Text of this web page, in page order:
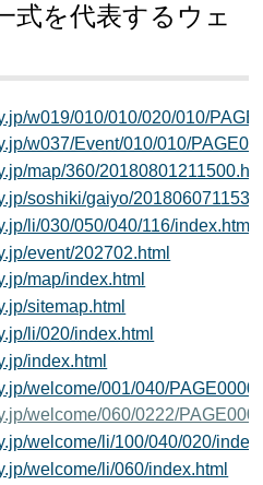
式を代表するウェ
w019/010/010/020/010/
w037/Event/010/010/
map/360/
soshiki/gaiyo/
li/030/050/040/116/index.html
event/202702.html
map/index.html
sitemap.html
li/020/index.html
index.html
welcome/001/040/
welcome/060/0222/
welcome/li/100/040/020/
welcome/li/060/index.html